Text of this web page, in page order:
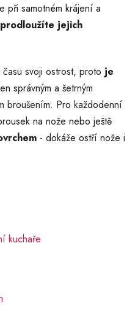
při samotném krájení a
prodloužíte jejich
svoji ostrost, proto je
správným a šetrným
broušením. Pro každodenní
na nože nebo ještě
- dokáže ostří nože i
kuchaře